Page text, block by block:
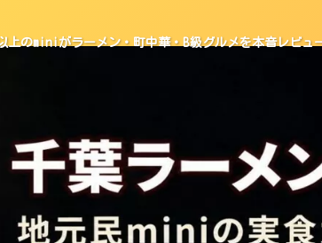
上のminiがラーメン・町中華・B級グルメを本音レビュ